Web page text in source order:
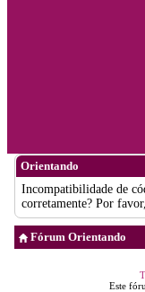
Orientando
Incompatibilidade de
corretamente? Por
Fórum Orientando
Este